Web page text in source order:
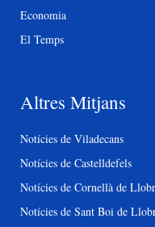
Economia
El Temps
Altres Mitjans
Notícies de Viladecans
Notícies de Castelldefels
Notícies de Cornellà de
Notícies de Sant Boi de